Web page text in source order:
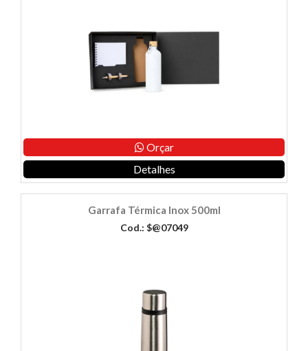
Orçar
Detalhes
Garrafa Térmica Inox 500ml
Cod.: $@07049